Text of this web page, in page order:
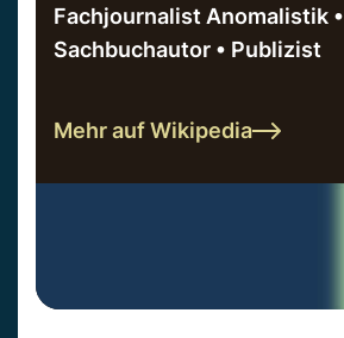
Fachjournalist Anomalistik •
Sachbuchautor • Publizist
Mehr auf Wikipedia